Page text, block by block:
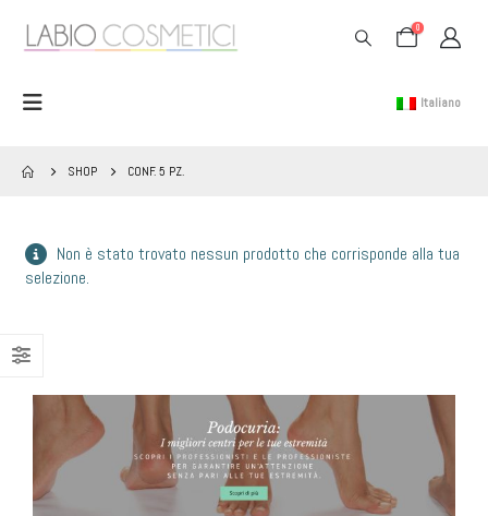
0
Italiano
SHOP CONF. 5 PZ.
Non è stato trovato nessun prodotto che corrisponde alla tua
selezione.
TRONCHESINE UNGHIE "LEO" NERE PER UNGHIE SPESSE 1/2 LUNA COBALTO TRONCHESINE UNGHIE "LEO" NERE PER UNGHIE SPESSE 1/2 LUNA COBALTO
BANNER PODOCURIA